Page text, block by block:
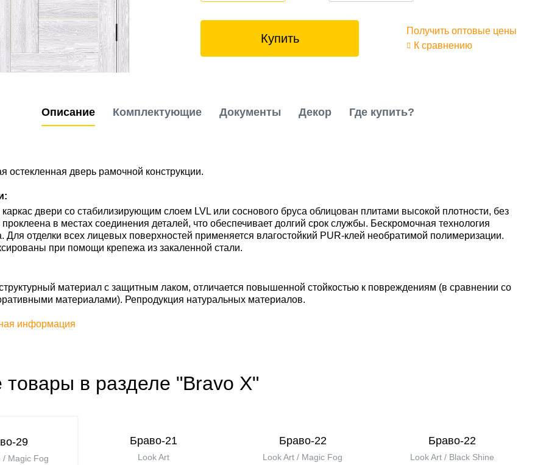
Купить
Получить оптовые цены
К сравнению
Описание Комплектующие Документы Декор Где купить?
остекленная дверь рамочной конструкции.
двери со стабилизирующим слоем LVL или соснового бруса облицован плитами высокой плотности, без
проклеена в местах соединения деталей, что обеспечивает долгий срок службы. Бескромочная технология
Для отделки всех лицевых поверхностей применяется влагостойкий PUR-клей необратимой полимеризации.
при помощи крепежа из закаленной стали.
материал с защитным лаком, отличается повышенной стойкостью к повреждениям (в сравнении со
материалами). Репродукция натуральных материалов.
информация
товары в разделе "Bravo X"
29
/ Magic Fog
Браво-21
Look Art
Браво-22
Look Art / Magic Fog
Браво-22
Look Art / Black Shine